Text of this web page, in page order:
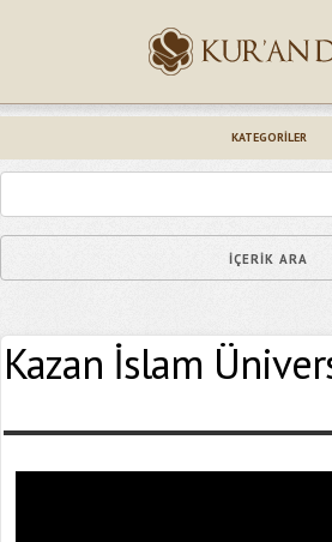
KATEGORILER
Kazan İslam
Epostanız (*)
Yaşadığınız Hatanın Ayrıntıları